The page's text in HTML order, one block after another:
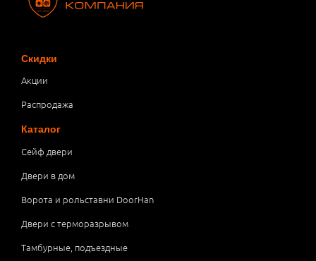
Скидки
Акции
Распродажа
Каталог
Сейф двери
Двери в дом
Ворота и рольставни DoorHan
Двери с терморазрывом
Тамбурные, подъездные